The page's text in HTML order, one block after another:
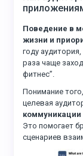
Поведение в
жизни и
году
раза чаще
фитнес”.
Понимание
целевая
коммуникации
Это помогает
сценариев